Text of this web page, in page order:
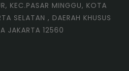
KEC.PASAR MINGGU, KOTA
SELATAN , DAERAH KHUSUS
JAKARTA 12560